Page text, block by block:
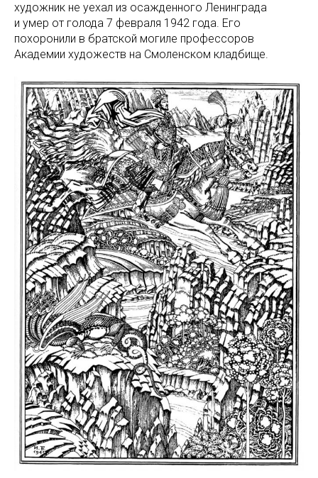
художник не уехал из осажденного Ленинграда
и умер от голода 7 февраля 1942 года. Его
похоронили в братской могиле профессоров
Академии художеств на Смоленском кладбище.